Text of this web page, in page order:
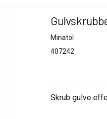
Minatol
407242
Skrub gulve